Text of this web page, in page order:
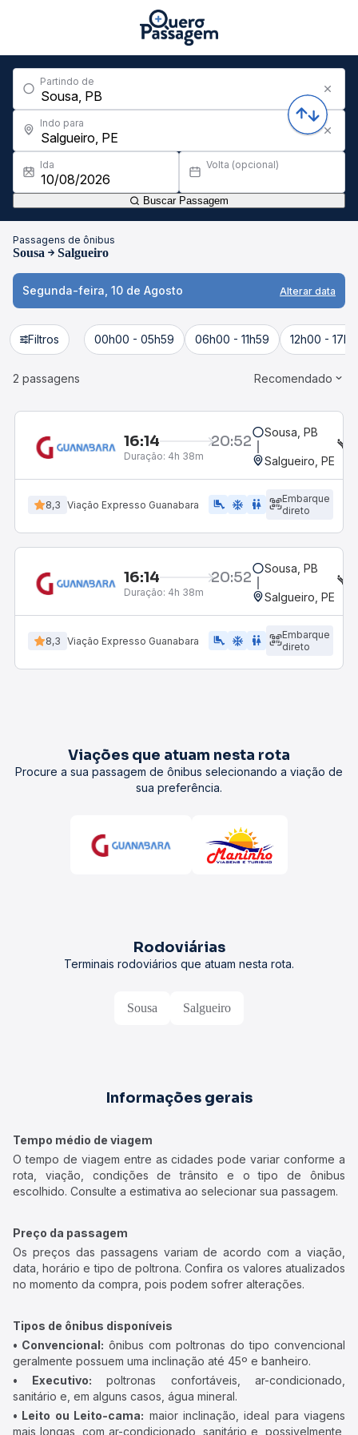
Partindo de
Indo para
Ida Volta (opcional)
Buscar Passagem
Passagens de ônibus
Sousa Salgueiro
Segunda-feira, 10 de Agosto Alterar data
Filtros 00h00 - 05h59 06h00 - 11h59 12h00 -
2 passagens Recomendado
16:14 20:52
Duração: 4h 38m
Sousa, PB
Salgueiro, PE
8,3 Viação Expresso Guanabara airline_seat_legroom_extra ac_unit WC
Embarque
direto
16:14 20:52
Duração: 4h 38m
Sousa, PB
Salgueiro, PE
8,3 Viação Expresso Guanabara airline_seat_legroom_extra ac_unit WC
Embarque
direto
Viações que atuam nesta rota
Procure a sua passagem de ônibus selecionando a viação de
sua preferência.
Rodoviárias
Terminais rodoviários que atuam nesta rota.
Sousa Salgueiro
Informações gerais
Tempo médio de viagem
O tempo de viagem entre as cidades pode variar conforme a
rota, viação, condições de trânsito e o tipo de ônibus
escolhido. Consulte a estimativa ao selecionar sua passagem.
Preço da passagem
Os preços das passagens variam de acordo com a viação,
data, horário e tipo de poltrona. Confira os valores atualizados
no momento da compra, pois podem sofrer alterações.
Tipos de ônibus disponíveis
• Convencional: ônibus com poltronas do tipo convencional
geralmente possuem uma inclinação até 45º e banheiro.
• Executivo: poltronas confortáveis, ar-condicionado,
sanitário e, em alguns casos, água mineral.
• Leito ou Leito-cama: maior inclinação, ideal para viagens
mais longas, com ar-condicionado, sanitário e, possivelmente,